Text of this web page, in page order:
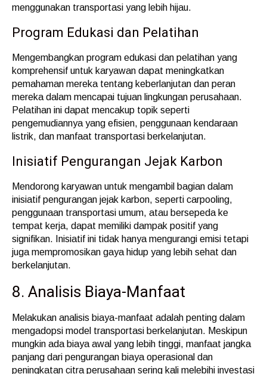
menggunakan transportasi yang lebih hijau.
Program Edukasi dan Pelatihan
Mengembangkan program edukasi dan pelatihan yang
komprehensif untuk karyawan dapat meningkatkan
pemahaman mereka tentang keberlanjutan dan peran
mereka dalam mencapai tujuan lingkungan perusahaan.
Pelatihan ini dapat mencakup topik seperti
pengemudiannya yang efisien, penggunaan kendaraan
listrik, dan manfaat transportasi berkelanjutan.
Inisiatif Pengurangan Jejak Karbon
Mendorong karyawan untuk mengambil bagian dalam
inisiatif pengurangan jejak karbon, seperti carpooling,
penggunaan transportasi umum, atau bersepeda ke
tempat kerja, dapat memiliki dampak positif yang
signifikan. Inisiatif ini tidak hanya mengurangi emisi tetapi
juga mempromosikan gaya hidup yang lebih sehat dan
berkelanjutan.
8. Analisis Biaya-Manfaat
Melakukan analisis biaya-manfaat adalah penting dalam
mengadopsi model transportasi berkelanjutan. Meskipun
mungkin ada biaya awal yang lebih tinggi, manfaat jangka
panjang dari pengurangan biaya operasional dan
peningkatan citra perusahaan sering kali melebihi investasi